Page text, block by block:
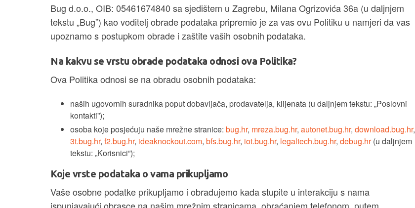
Bug d.o.o., OIB: 05461674840 sa sjedištem u Zagrebu, Milana Ogrizovića 36a (u daljnjem
tekstu „Bug”) kao voditelj obrade podataka pripremio je za vas ovu Politiku u namjeri da vas
upoznamo s postupkom obrade i zaštite vaših osobnih podataka.
Na kakvu se vrstu obrade podataka odnosi ova Politika?
Ova Politika odnosi se na obradu osobnih podataka:
naših ugovornih suradnika poput dobavljača, prodavatelja, klijenata (u daljnjem tekstu: „Poslovni
kontakti”);
osoba koje posjećuju naše mrežne stranice: bug.hr, mreza.bug.hr, autonet.bug.hr, download.bug.hr,
3t.bug.hr, f2.bug.hr, ideaknockout.com, bfs.bug.hr, iot.bug.hr, legaltech.bug.hr, debug.hr(u daljnjem
tekstu: „Korisnici”);
Koje vrste podataka o vama prikupljamo
Vaše osobne podatke prikupljamo i obrađujemo kada stupite u interakciju s nama